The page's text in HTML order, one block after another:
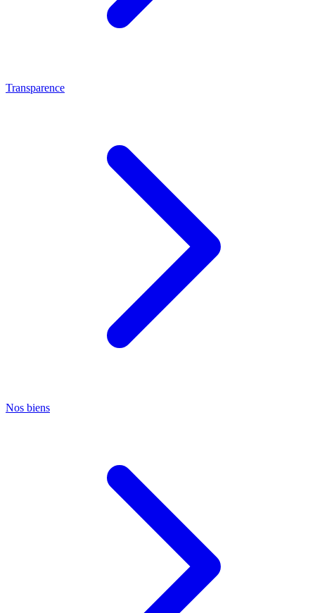
Transparence
Nos biens